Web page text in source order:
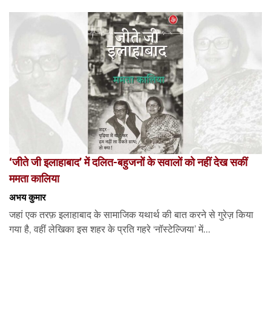
‘जीते जी इलाहाबाद’ में दलित-बहुजनों के सवालों को नहीं देख सकीं
ममता कालिया
अभय कुमार
जहां एक तरफ़ इलाहाबाद के सामाजिक यथार्थ की बात करने से गुरेज़ किया
गया है, वहीं लेखिका इस शहर के प्रति गहरे ‘नॉस्टेल्जिया’ में...